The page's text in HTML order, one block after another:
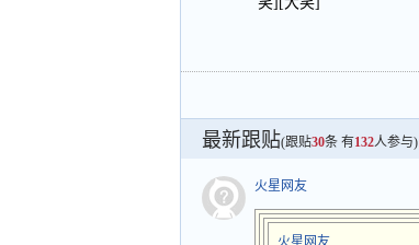
最新跟贴(跟贴30条 有132人参与)
火星网友
火星网友